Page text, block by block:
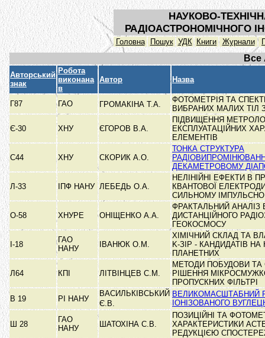
НАУКОВО-
РАДІОАСТРОНОМІЧНОГО
Головна Пошук УДК Книги Журнали
Все
Авторський
знак
Робота
виконана
в
Автор Назва
Г87 ГАО ГРОМАКІНА Т.А.
ФОТОМЕТРІЯ ТА
ВИБРАНИХ МАЛИХ ТІЛ
Є-30 ХНУ ЄГОРОВ В.А.
ПІДВИЩЕННЯ
ЕКСПЛУАТАЦІЙНИХ
ЕЛЕМЕНТІВ
С44 ХНУ СКОРИК А.О.
ТОНКА СТРУКТУРА
ДЕКАМЕТРОВОМУ
Л-33 ІПФ НАНУ ЛЕБЕДЬ О.А.
НЕЛІНІЙНІ ЕФЕКТИ В
КВАНТОВОЇ
СИЛЬНОМУ
О-58 ХНУРЕ ОНІЩЕНКО А.А.
ФРАКТАЛЬНИЙ АНАЛІЗ
ДИСТАНЦІЙНОГО
ГЕОКОСМОСУ
І-18
ГАО
НАНУ
ІВАНЮК О.М.
ХІМІЧНИЙ СКЛАД ТА
K-ЗІР - КАНДИДАТІВ НА
ПЛАНЕТНИХ
Л64 КПІ ЛІТВІНЦЕВ С.М.
МЕТОДИ ПОБУДОВИ ТА
РІШЕННЯ
ПРОПУСКНИХ ФІЛЬТРІ
В 19
РІ НАНУ
ВАСИЛЬКІВСЬКИЙ
Є.В.
ВЕЛИКОМАСШТАБНИЙ
ІОНІЗОВАНОГО
Ш 28
ГАО
НАНУ
ШАТОХІНА С.В.
ПОЗИЦІЙНІ ТА
ХАРАКТЕРИСТИКИ
РЕДУКЦІЄЮ